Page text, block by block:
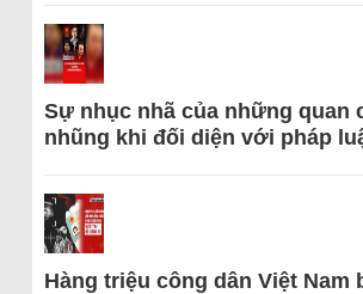
Sự nhục nhã của những quan
nhũng khi đối diện với pháp
Hàng triệu công dân Việt Nam